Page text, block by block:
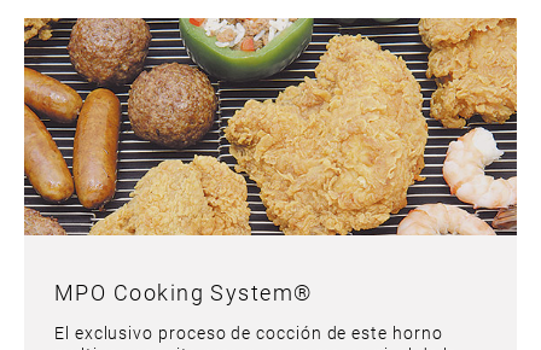
MPO Cooking System®
El exclusivo proceso de cocción de este horno